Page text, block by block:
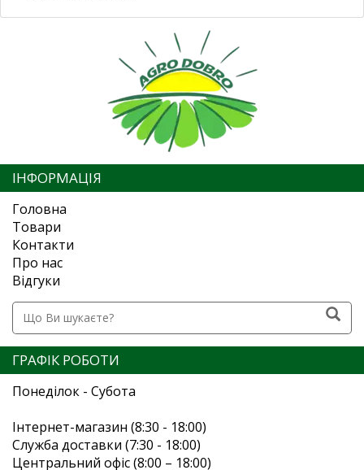
ІНФОРМАЦІЯ
Головна
Товари
Контакти
Про нас
Відгуки
ГРАФІК РОБОТИ
Понеділок - Субота
Інтернет-магазин (8:30 - 18:00)
Служба доставки (7:30 - 18:00)
Центральний офіс (8:00 – 18:00)